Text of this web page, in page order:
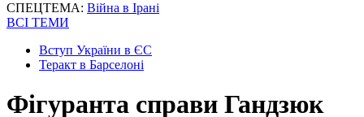
СПЕЦТЕМА: Війна в Ірані
ВСІ ТЕМИ
Вступ України в ЄС
Теракт в Барселоні
Фігуранта справи Гандзюк